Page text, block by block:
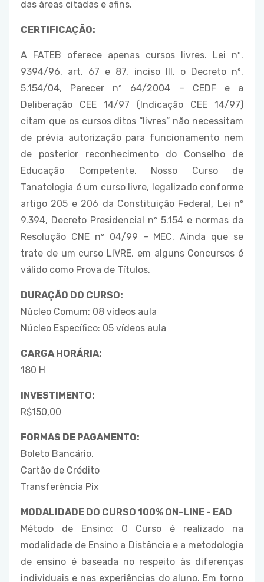
das áreas citadas e afins.
CERTIFICAÇÃO:
A FATEB oferece apenas cursos livres. Lei nº.
9394/96, art. 67 e 87, inciso III, o Decreto nº.
5.154/04, Parecer nº 64/2004 – CEDF e a
Deliberação CEE 14/97 (Indicação CEE 14/97)
citam que os cursos ditos “livres” não necessitam
de prévia autorização para funcionamento nem
de posterior reconhecimento do Conselho de
Educação Competente. Nosso Curso de
Tanatologia é um curso livre, legalizado conforme
artigo 205 e 206 da Constituição Federal, Lei nº
9.394, Decreto Presidencial nº 5.154 e normas da
Resolução CNE nº 04/99 – MEC. Ainda que se
trate de um curso LIVRE, em alguns Concursos é
válido como Prova de Títulos.
DURAÇÃO DO CURSO:
Núcleo Comum: 08 vídeos aula
Núcleo Específico: 05 vídeos aula
CARGA HORÁRIA:
180 H
INVESTIMENTO:
R$150,00
FORMAS DE PAGAMENTO:
Boleto Bancário.
Cartão de Crédito
Transferência Pix
MODALIDADE DO CURSO 100% ON-LINE - EAD
Método de Ensino: O Curso é realizado na
modalidade de Ensino a Distância e a metodologia
de ensino é baseada no respeito às diferenças
individuais e nas experiências do aluno. Em torno